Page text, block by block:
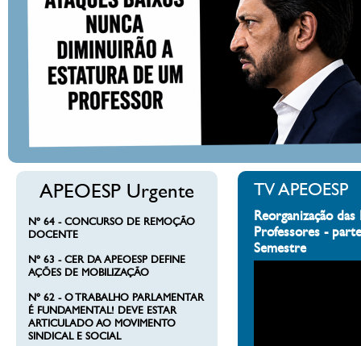
APEOESP Urgente
Nº 64 - CONCURSO DE REMOÇÃO
DOCENTE
Nº 63 - CER DA APEOESP DEFINE
AÇÕES DE MOBILIZAÇÃO
Nº 62 - O TRABALHO PARLAMENTAR
É FUNDAMENTAL! DEVE ESTAR
ARTICULADO AO MOVIMENTO
SINDICAL E SOCIAL
TV APEOESP
Reorganização
Professores -
Semestre